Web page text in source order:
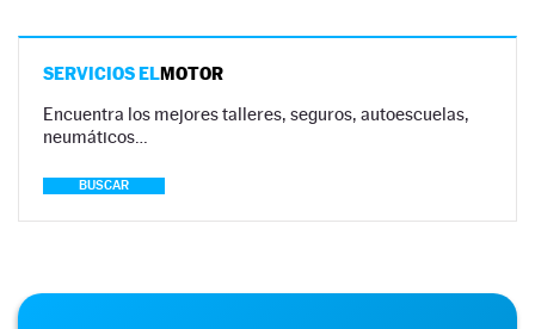
SERVICIOS ELMOTOR
Encuentra los mejores talleres, seguros, autoescuelas,
neumáticos…
BUSCAR